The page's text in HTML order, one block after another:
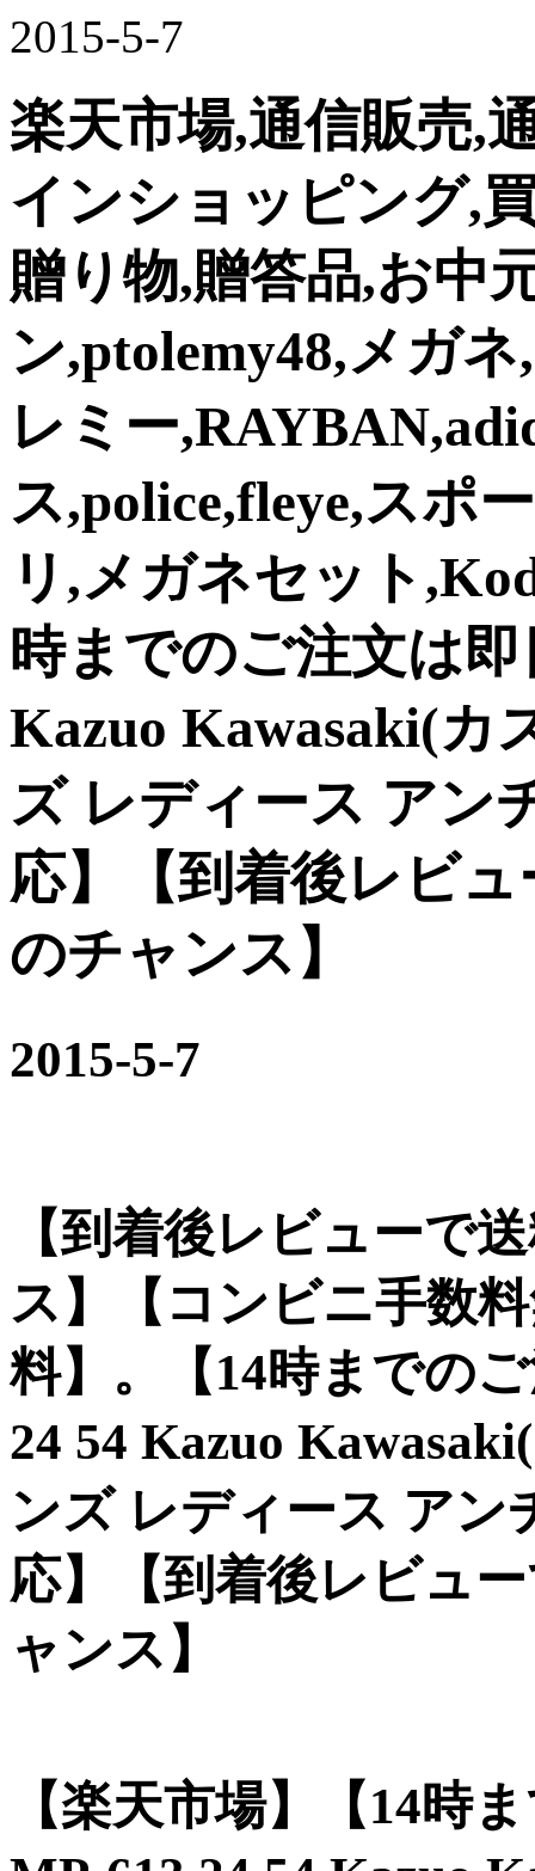
2015-5-7
楽天市場,通信販売,
インショッピング,
贈り物,贈答品,お中
ン,ptolemy48,メガ
レミー
ス,police,fleye,スポ
リ,メガネセット
時までのご注文は即
Kazuo Kawasaki(カ
ズ レディース アン
応】【到着後レビ
のチャンス】
2015-5-7
【到着後レビューで
ス】【コンビニ手数
料】。【14時までの
24 54 Kazuo
ンズ レディース アン
応】【到着後レビュ
ャンス】
【楽天市場】【14時